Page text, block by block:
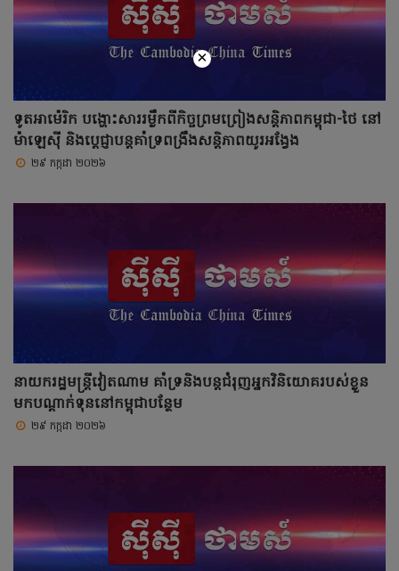
ទូតអាម៉េរិក បង្ហោះសាររម្លឹកពីកិច្ចព្រមព្រៀងសន្តិភាពកម្ពុជា-ថៃ នៅ
ម៉ាឡេស៊ី និងប្តេជ្ញាបន្តគាំទ្រពង្រឹងសន្តិភាពយូរអង្វែង
២៩ កក្កដា ២០២៦
នាយករដ្ឋមន្ត្រីវៀតណាម គាំទ្រនិងបន្តជំរុញអ្នកវិនិយោគរបស់ខ្លួន
មកបណ្តាក់ទុននៅកម្ពុជាបន្ថែម
២៩ កក្កដា ២០២៦
×